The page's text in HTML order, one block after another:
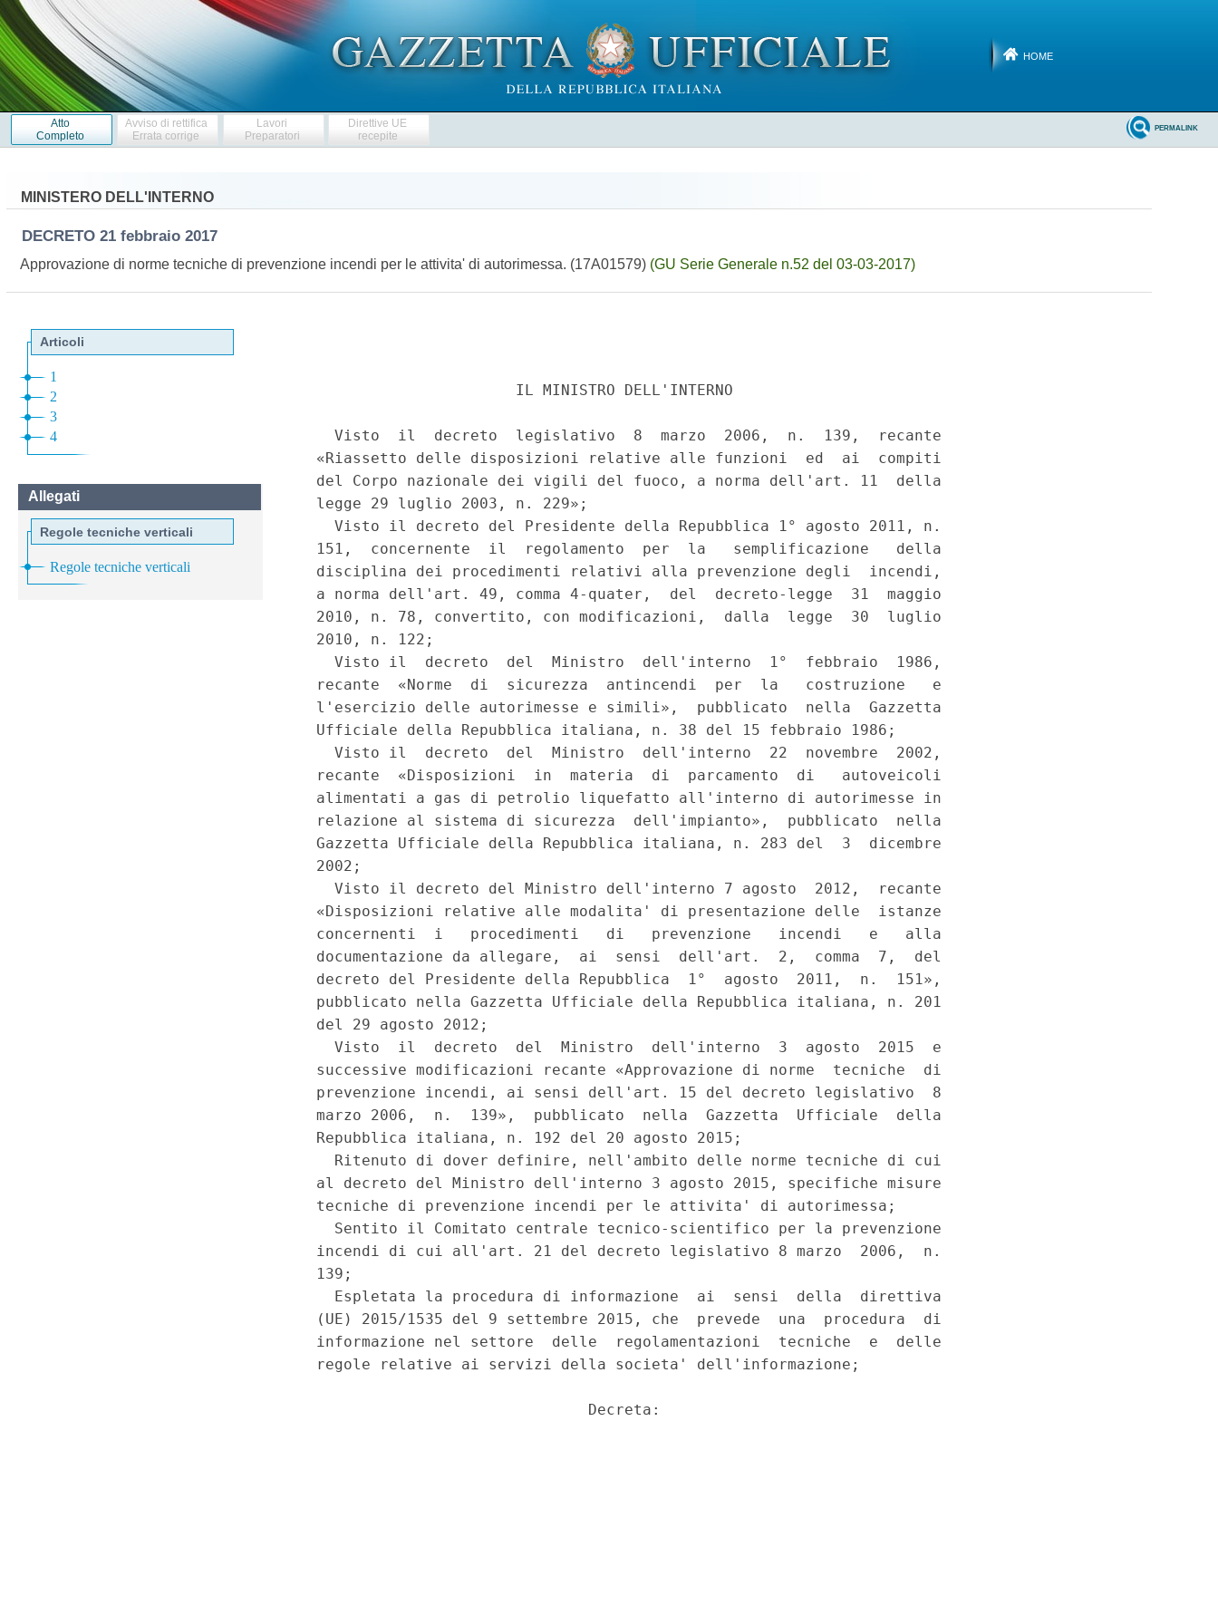
HOME
Atto
Completo
Avviso di rettifica
Errata corrige
Lavori
Preparatori
Direttive UE
recepite
PERMALINK
MINISTERO DELL'INTERNO
DECRETO 21 febbraio 2017
Approvazione di norme tecniche di prevenzione incendi per le attivita' di autorimessa. (17A01579) (GU Serie Generale n.52 del 03-03-2017)